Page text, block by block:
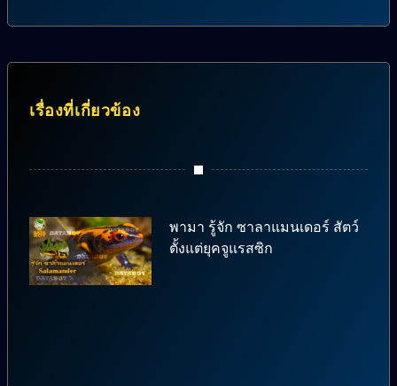
เรื่องที่เกี่ยวข้อง
พามา รู้จัก ซาลาแมนเดอร์ สัตว์
ตั้งแต่ยุคจูแรสซิก